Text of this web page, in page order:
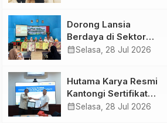
Kolaborasi
Dorong Lansia
Berdaya di Sektor
Hijau, Pertamina EP
Eco-Print
calendar_monthSelasa, 28 Jul 2026
Hutama Karya Resmi
Kantongi Sertifikat
Persetujuan Laik
calendar_monthSelasa, 28 Jul 2026